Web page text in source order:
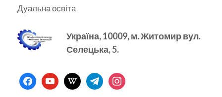
Дуальна освіта
Україна, 10009, м.Житомир вул.
Селецька, 5.
facebookyoutubewikipediatelegraminstagram